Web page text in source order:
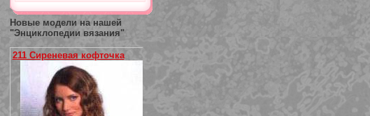
Новые модели на нашей
"Энциклопедии вязания"
211 Сиреневая кофточка